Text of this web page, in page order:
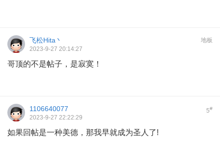
地板
飞松Hita丶
2023-9-27 20:14:27
哥顶的不是帖子，是寂寞！
5#
1106640077
2023-9-27 22:22:29
如果回帖是一种美德，那我早就成为圣人了!